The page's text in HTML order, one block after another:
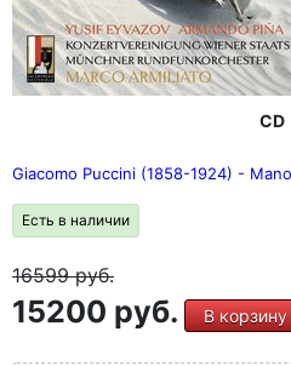
CD
Giacomo Puccini (1858-1924) -
Есть в наличии
16599руб.
15200 руб. В корзину